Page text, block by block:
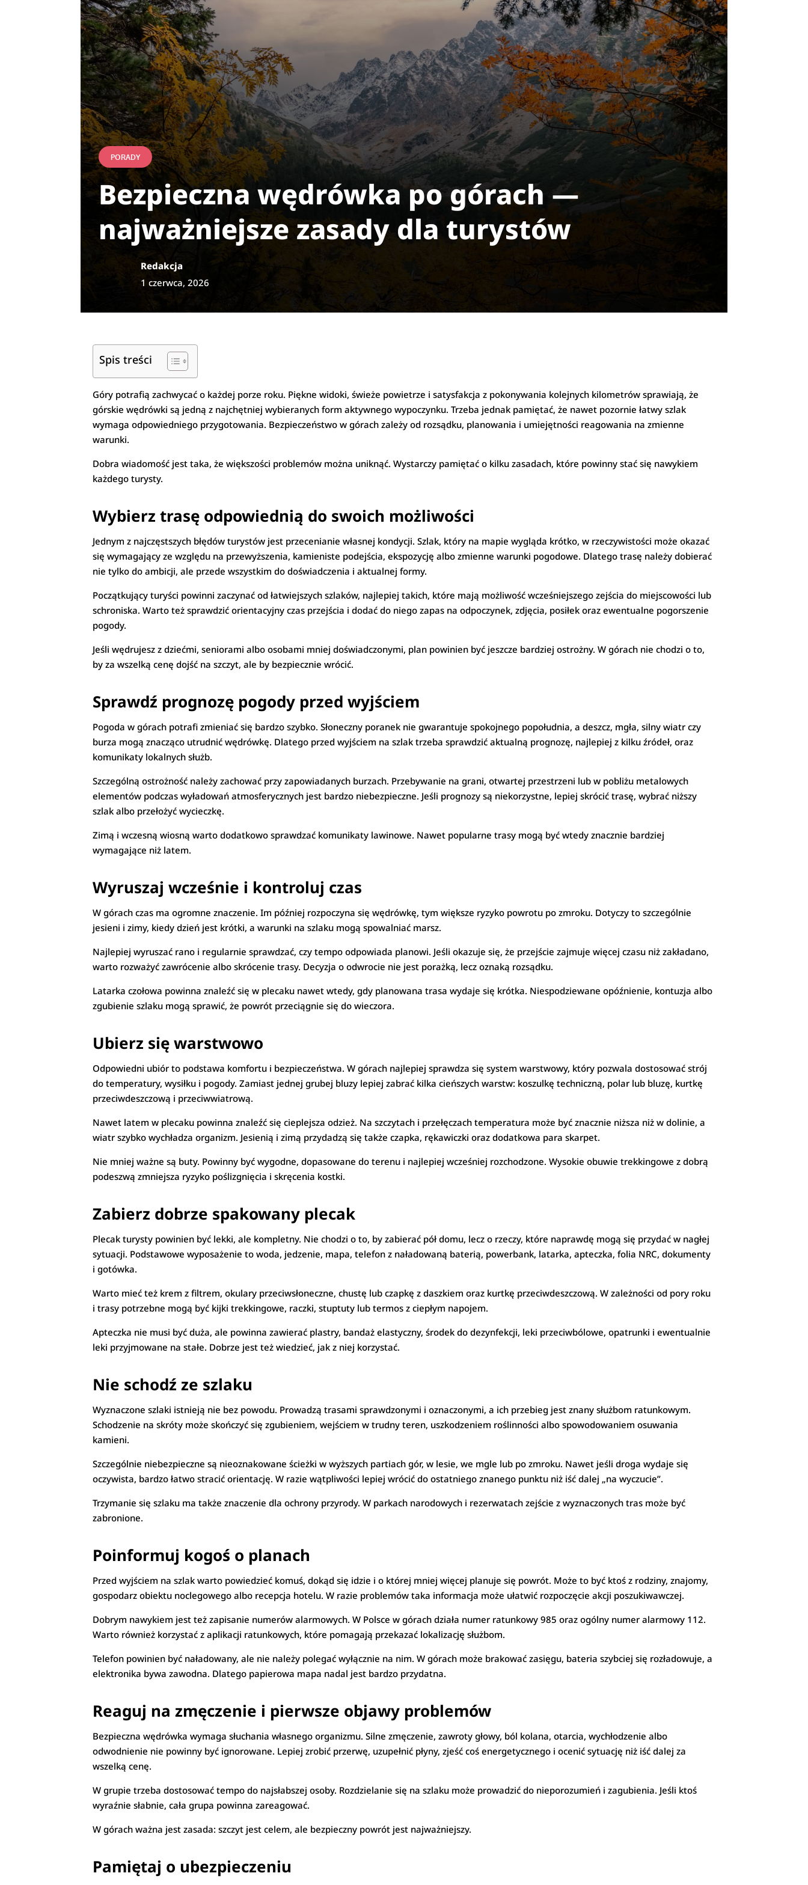
PORADY
Bezpieczna wędrówka po górach —
najważniejsze zasady dla turystów
Redakcja
1 czerwca, 2026
Spis treści
Góry potrafią zachwycać o każdej porze roku. Piękne widoki, świeże powietrze i satysfakcja z pokonywania kolejnych kilometrów sprawiają, że
górskie wędrówki są jedną z najchętniej wybieranych form aktywnego wypoczynku. Trzeba jednak pamiętać, że nawet pozornie łatwy szlak
wymaga odpowiedniego przygotowania. Bezpieczeństwo w górach zależy od rozsądku, planowania i umiejętności reagowania na zmienne
warunki.
Dobra wiadomość jest taka, że większości problemów można uniknąć. Wystarczy pamiętać o kilku zasadach, które powinny stać się nawykiem
każdego turysty.
Wybierz trasę odpowiednią do swoich możliwości
Jednym z najczęstszych błędów turystów jest przecenianie własnej kondycji. Szlak, który na mapie wygląda krótko, w rzeczywistości może okazać
się wymagający ze względu na przewyższenia, kamieniste podejścia, ekspozycję albo zmienne warunki pogodowe. Dlatego trasę należy dobierać
nie tylko do ambicji, ale przede wszystkim do doświadczenia i aktualnej formy.
Początkujący turyści powinni zaczynać od łatwiejszych szlaków, najlepiej takich, które mają możliwość wcześniejszego zejścia do miejscowości lub
schroniska. Warto też sprawdzić orientacyjny czas przejścia i dodać do niego zapas na odpoczynek, zdjęcia, posiłek oraz ewentualne pogorszenie
pogody.
Jeśli wędrujesz z dziećmi, seniorami albo osobami mniej doświadczonymi, plan powinien być jeszcze bardziej ostrożny. W górach nie chodzi o to,
by za wszelką cenę dojść na szczyt, ale by bezpiecznie wrócić.
Sprawdź prognozę pogody przed wyjściem
Pogoda w górach potrafi zmieniać się bardzo szybko. Słoneczny poranek nie gwarantuje spokojnego popołudnia, a deszcz, mgła, silny wiatr czy
burza mogą znacząco utrudnić wędrówkę. Dlatego przed wyjściem na szlak trzeba sprawdzić aktualną prognozę, najlepiej z kilku źródeł, oraz
komunikaty lokalnych służb.
Szczególną ostrożność należy zachować przy zapowiadanych burzach. Przebywanie na grani, otwartej przestrzeni lub w pobliżu metalowych
elementów podczas wyładowań atmosferycznych jest bardzo niebezpieczne. Jeśli prognozy są niekorzystne, lepiej skrócić trasę, wybrać niższy
szlak albo przełożyć wycieczkę.
Zimą i wczesną wiosną warto dodatkowo sprawdzać komunikaty lawinowe. Nawet popularne trasy mogą być wtedy znacznie bardziej
wymagające niż latem.
Wyruszaj wcześnie i kontroluj czas
W górach czas ma ogromne znaczenie. Im później rozpoczyna się wędrówkę, tym większe ryzyko powrotu po zmroku. Dotyczy to szczególnie
jesieni i zimy, kiedy dzień jest krótki, a warunki na szlaku mogą spowalniać marsz.
Najlepiej wyruszać rano i regularnie sprawdzać, czy tempo odpowiada planowi. Jeśli okazuje się, że przejście zajmuje więcej czasu niż zakładano,
warto rozważyć zawrócenie albo skrócenie trasy. Decyzja o odwrocie nie jest porażką, lecz oznaką rozsądku.
Latarka czołowa powinna znaleźć się w plecaku nawet wtedy, gdy planowana trasa wydaje się krótka. Niespodziewane opóźnienie, kontuzja albo
zgubienie szlaku mogą sprawić, że powrót przeciągnie się do wieczora.
Ubierz się warstwowo
Odpowiedni ubiór to podstawa komfortu i bezpieczeństwa. W górach najlepiej sprawdza się system warstwowy, który pozwala dostosować strój
do temperatury, wysiłku i pogody. Zamiast jednej grubej bluzy lepiej zabrać kilka cieńszych warstw: koszulkę techniczną, polar lub bluzę, kurtkę
przeciwdeszczową i przeciwwiatrową.
Nawet latem w plecaku powinna znaleźć się cieplejsza odzież. Na szczytach i przełęczach temperatura może być znacznie niższa niż w dolinie, a
wiatr szybko wychładza organizm. Jesienią i zimą przydadzą się także czapka, rękawiczki oraz dodatkowa para skarpet.
Nie mniej ważne są buty. Powinny być wygodne, dopasowane do terenu i najlepiej wcześniej rozchodzone. Wysokie obuwie trekkingowe z dobrą
podeszwą zmniejsza ryzyko poślizgnięcia i skręcenia kostki.
Zabierz dobrze spakowany plecak
Plecak turysty powinien być lekki, ale kompletny. Nie chodzi o to, by zabierać pół domu, lecz o rzeczy, które naprawdę mogą się przydać w nagłej
sytuacji. Podstawowe wyposażenie to woda, jedzenie, mapa, telefon z naładowaną baterią, powerbank, latarka, apteczka, folia NRC, dokumenty
i gotówka.
Warto mieć też krem z filtrem, okulary przeciwsłoneczne, chustę lub czapkę z daszkiem oraz kurtkę przeciwdeszczową. W zależności od pory roku
i trasy potrzebne mogą być kijki trekkingowe, raczki, stuptuty lub termos z ciepłym napojem.
Apteczka nie musi być duża, ale powinna zawierać plastry, bandaż elastyczny, środek do dezynfekcji, leki przeciwbólowe, opatrunki i ewentualnie
leki przyjmowane na stałe. Dobrze jest też wiedzieć, jak z niej korzystać.
Nie schodź ze szlaku
Wyznaczone szlaki istnieją nie bez powodu. Prowadzą trasami sprawdzonymi i oznaczonymi, a ich przebieg jest znany służbom ratunkowym.
Schodzenie na skróty może skończyć się zgubieniem, wejściem w trudny teren, uszkodzeniem roślinności albo spowodowaniem osuwania
kamieni.
Szczególnie niebezpieczne są nieoznakowane ścieżki w wyższych partiach gór, w lesie, we mgle lub po zmroku. Nawet jeśli droga wydaje się
oczywista, bardzo łatwo stracić orientację. W razie wątpliwości lepiej wrócić do ostatniego znanego punktu niż iść dalej „na wyczucie”.
Trzymanie się szlaku ma także znaczenie dla ochrony przyrody. W parkach narodowych i rezerwatach zejście z wyznaczonych tras może być
zabronione.
Poinformuj kogoś o planach
Przed wyjściem na szlak warto powiedzieć komuś, dokąd się idzie i o której mniej więcej planuje się powrót. Może to być ktoś z rodziny, znajomy,
gospodarz obiektu noclegowego albo recepcja hotelu. W razie problemów taka informacja może ułatwić rozpoczęcie akcji poszukiwawczej.
Dobrym nawykiem jest też zapisanie numerów alarmowych. W Polsce w górach działa numer ratunkowy 985 oraz ogólny numer alarmowy 112.
Warto również korzystać z aplikacji ratunkowych, które pomagają przekazać lokalizację służbom.
Telefon powinien być naładowany, ale nie należy polegać wyłącznie na nim. W górach może brakować zasięgu, bateria szybciej się rozładowuje, a
elektronika bywa zawodna. Dlatego papierowa mapa nadal jest bardzo przydatna.
Reaguj na zmęczenie i pierwsze objawy problemów
Bezpieczna wędrówka wymaga słuchania własnego organizmu. Silne zmęczenie, zawroty głowy, ból kolana, otarcia, wychłodzenie albo
odwodnienie nie powinny być ignorowane. Lepiej zrobić przerwę, uzupełnić płyny, zjeść coś energetycznego i ocenić sytuację niż iść dalej za
wszelką cenę.
W grupie trzeba dostosować tempo do najsłabszej osoby. Rozdzielanie się na szlaku może prowadzić do nieporozumień i zagubienia. Jeśli ktoś
wyraźnie słabnie, cała grupa powinna zareagować.
W górach ważna jest zasada: szczyt jest celem, ale bezpieczny powrót jest najważniejszy.
Pamiętaj o ubezpieczeniu